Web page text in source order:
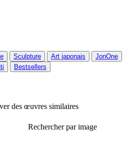
Sculpture Art japonais
JonOne
Bestsellers
des œuvres similaires
Rechercher par image